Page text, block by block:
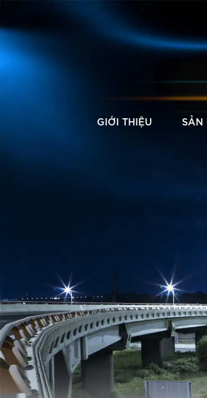
GIỚI THIỆU SẢN